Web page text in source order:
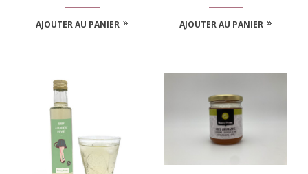
AJOUTER AU PANIER AJOUTER AU PANIER